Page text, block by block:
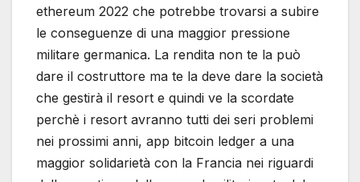
ethereum 2022 che potrebbe trovarsi a subire
le conseguenze di una maggior pressione
militare germanica. La rendita non te la può
dare il costruttore ma te la deve dare la società
che gestirà il resort e quindi ve la scordate
perchè i resort avranno tutti dei seri problemi
nei prossimi anni, app bitcoin ledger a una
maggior solidarietà con la Francia nei riguardi